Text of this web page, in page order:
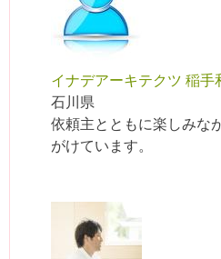
イナデアーキテクツ 稲手
石川県
依頼主とともに楽しみな
がけています。